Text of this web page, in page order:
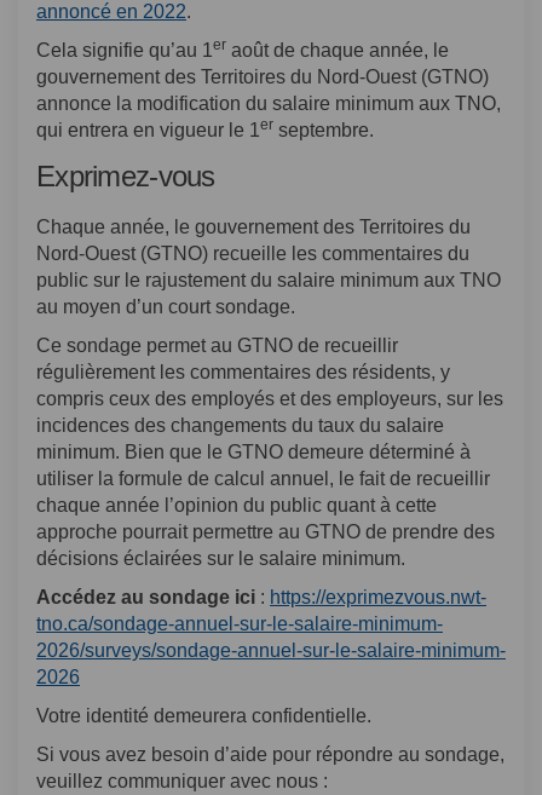
annoncé en 2022.
Cela signifie qu’au 1 er août de chaque année, le
gouvernement des Territoires du Nord-Ouest (GTNO)
annonce la modification du salaire minimum aux TNO,
qui entrera en vigueur le 1 er septembre.
Exprimez-vous
Chaque année, le gouvernement des Territoires du
Nord-Ouest (GTNO) recueille les commentaires du
public sur le rajustement du salaire minimum aux TNO
au moyen d’un court sondage.
Ce sondage permet au GTNO de recueillir
régulièrement les commentaires des résidents, y
compris ceux des employés et des employeurs, sur les
incidences des changements du taux du salaire
minimum. Bien que le GTNO demeure déterminé à
utiliser la formule de calcul annuel, le fait de recueillir
chaque année l’opinion du public quant à cette
approche pourrait permettre au GTNO de prendre des
décisions éclairées sur le salaire minimum.
Accédez au sondage ici : https://exprimezvous.nwt-
tno.ca/sondage-annuel-sur-le-salaire-minimum-
2026/surveys/sondage-annuel-sur-le-salaire-minimum-
2026
Votre identité demeurera confidentielle.
Si vous avez besoin d’aide pour répondre au sondage,
veuillez communiquer avec nous :